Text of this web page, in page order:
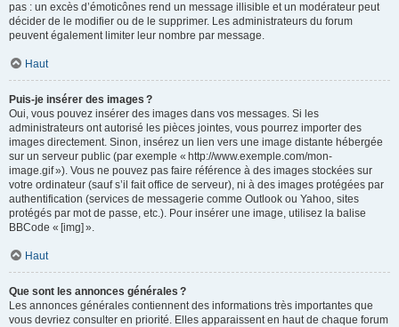
pas : un excès d’émoticônes rend un message illisible et un modérateur peut
décider de le modifier ou de le supprimer. Les administrateurs du forum
peuvent également limiter leur nombre par message.
Haut
Puis-je insérer des images ?
Oui, vous pouvez insérer des images dans vos messages. Si les
administrateurs ont autorisé les pièces jointes, vous pourrez importer des
images directement. Sinon, insérez un lien vers une image distante hébergée
sur un serveur public (par exemple « http://www.exemple.com/mon-
image.gif »). Vous ne pouvez pas faire référence à des images stockées sur
votre ordinateur (sauf s’il fait office de serveur), ni à des images protégées par
authentification (services de messagerie comme Outlook ou Yahoo, sites
protégés par mot de passe, etc.). Pour insérer une image, utilisez la balise
BBCode « [img] ».
Haut
Que sont les annonces générales ?
Les annonces générales contiennent des informations très importantes que
vous devriez consulter en priorité. Elles apparaissent en haut de chaque forum